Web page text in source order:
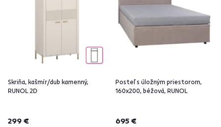
Skriňa, kašmír/dub kamenný,
RUNOL 2D
299 €
Posteľ s úložným priestorom,
160x200, béžová, RUNOL
695 €